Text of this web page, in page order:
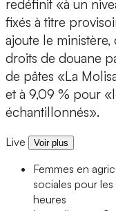
redéfinit «à un
fixés à titre
ajoute le
droits de douane
de pâtes «La
et à 9,09 % pour
échantillonnés».
Live Voir plus
Femmes en
sociales pour
heures